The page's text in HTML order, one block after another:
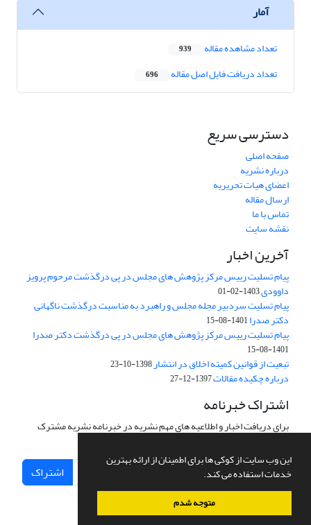
این وب سایت از کوکی ها برای اطمینان از ارائه بهترین
خدمات استفاده می کند.
متوجه شدم
آمار
تعداد مشاهده مقاله 939
تعداد دریافت فایل اصل مقاله 696
دسترسی سریع
صفحه اصلی
درباره نشریه
اعضای هیات تحریریه
ارسال مقاله
تماس با ما
نقشه سایت
آخرین اخبار
پیام تسلیت رییس مرکز پژوهش های مجلس در پی درگذشت مرحوم پرویز
داوودی1403-02-01
پیام تسلیت سردبیر مجله مجلس و راهبرد به مناسبت درگذشت ناگهانی
دکتر صدرا1401-08-15
پیام تسلیت رییس مرکز پژوهش های مجلس در پی درگذشت دکتر صدرا
1401-08-15
تبعیت از قوانین کمیته اخلاق در انتشار1398-10-23
درباره چکیده مقالات1397-12-27
اشتراک خبرنامه
برای دریافت اخبار و اطلاعیه های مهم نشریه در خبرنامه نشریه مشترک
اشتراک